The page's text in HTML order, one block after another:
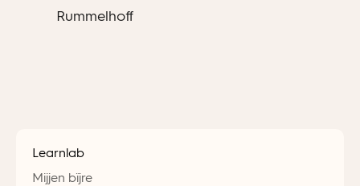
Rummelhoff
Learnlab
Mijjen bïjre